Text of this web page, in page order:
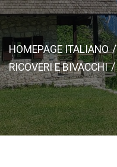
HOMEPAGE ITALIANO
RICOVERI E BIVACCHI